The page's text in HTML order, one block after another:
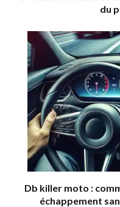
du
Db killer moto :
échappement